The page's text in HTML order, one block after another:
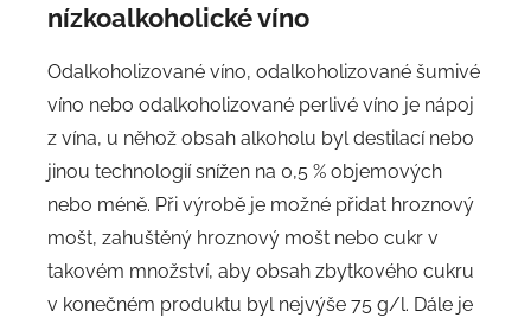
nízkoalkoholické víno
Odalkoholizované víno, odalkoholizované šumivé
víno nebo odalkoholizované perlivé víno je nápoj
z vína, u něhož obsah alkoholu byl destilací nebo
jinou technologií snížen na 0,5 % objemových
nebo méně. Při výrobě je možné přidat hroznový
mošt, zahuštěný hroznový mošt nebo cukr v
takovém množství, aby obsah zbytkového cukru
v konečném produktu byl nejvýše 75 g/l. Dále je